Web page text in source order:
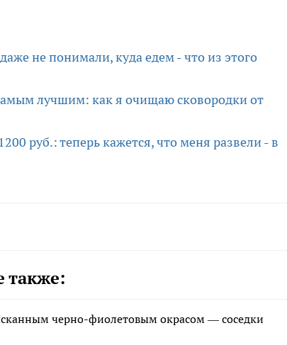
не понимали, куда едем - что из этого
лучшим: как я очищаю сковородки от
руб.: теперь кажется, что меня развели - в
также:
черно-фиолетовым окрасом — соседки